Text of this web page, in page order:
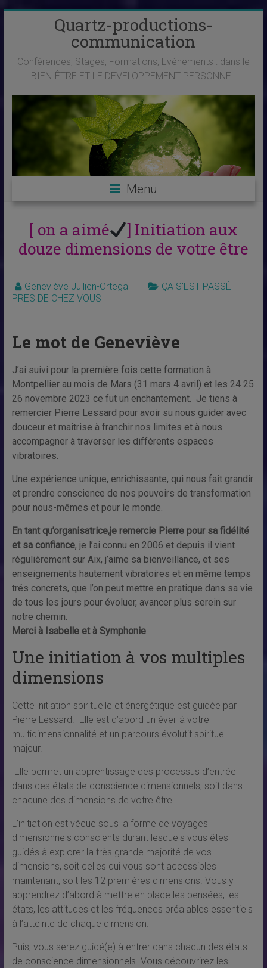
Quartz-productions-
communication
Conférences, Stages, Formations, Evènements : dans le
BIEN-ÊTRE ET LE DEVELOPPEMENT PERSONNEL
Menu
[ on a aimé
] Initiation aux
douze dimensions de votre être
Geneviève Jullien-Ortega
ÇA S'EST PASSÉ
PRES DE CHEZ VOUS
Le mot de Geneviève
J’ai suivi pour la première fois cette formation à
Montpellier au mois de Mars (31 mars 4 avril) et les 24 25
26 novembre 2023 ce fut un enchantement. Je tiens à
remercier Pierre Lessard pour avoir su nous guider avec
douceur et maitrise à franchir nos limites et à nous
accompagner à traverser les différents espaces
vibratoires.
Une expérience unique, enrichissante, qui nous fait grandir
et prendre conscience de nos pouvoirs de transformation
pour nous-mêmes et pour le monde.
En tant qu’organisatrice,je remercie Pierre pour sa fidélité
et sa confiance, je l’ai connu en 2006 et depuis il vient
régulièrement sur Aix, j’aime sa bienveillance, et ses
enseignements hautement vibratoires et en même temps
trés concrets, que l’on peut mettre en pratique dans sa vie
de tous les jours pour évoluer, avancer plus serein sur
notre chemin.
Merci à Isabelle et à Symphonie.
Une initiation à vos multiples
dimensions
Cette initiation spirituelle et énergétique est guidée par
Pierre Lessard. Elle est d’abord un éveil à votre
multidimensionnalité et un parcours évolutif spirituel
majeur.
Elle permet un apprentissage des processus d’entrée
dans des états de conscience dimensionnels, soit dans
chacune des dimensions de votre être.
L’initiation est vécue sous la forme de voyages
dimensionnels conscients durant lesquels vous êtes
guidés à explorer la très grande majorité de vos
dimensions, soit celles qui vous sont accessibles
maintenant, soit les 12 premières dimensions. Vous y
apprendrez d’abord à mettre en place les pensées, les
états, les attitudes et les fréquences préalables essentiels
à l’atteinte de chaque dimension.
Puis, vous serez guidé(e) à entrer dans chacun des états
de conscience dimensionnels. Vous découvrirez les